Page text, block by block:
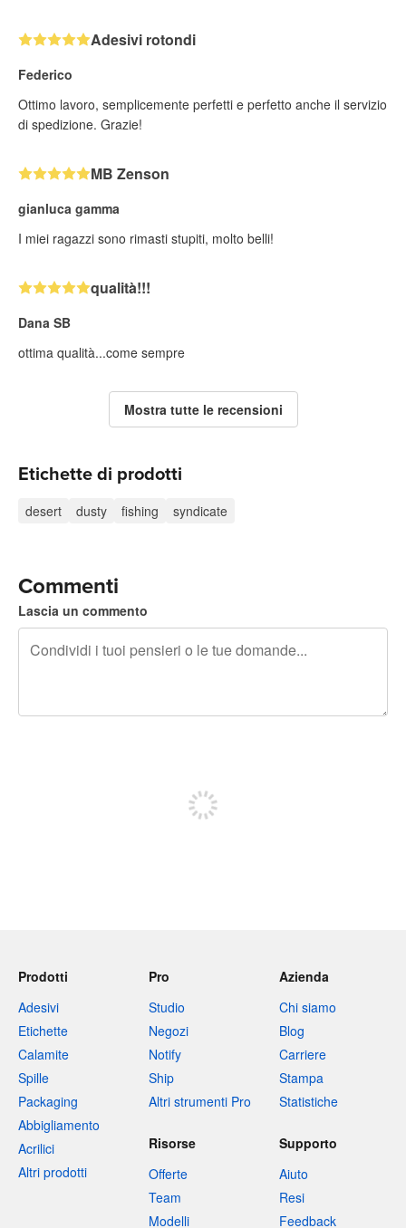
Adesivi rotondi
Federico
Ottimo lavoro, semplicemente perfetti e perfetto anche il servizio
di spedizione. Grazie!
MB Zenson
gianluca gamma
I miei ragazzi sono rimasti stupiti, molto belli!
qualità!!!
Dana SB
ottima qualità...come sempre
Mostra tutte le recensioni
Etichette di prodotti
desert dusty fishing syndicate
Commenti
Lascia un commento
Prodotti
Adesivi
Etichette
Calamite
Spille
Packaging
Abbigliamento
Acrilici
Altri prodotti
Pro
Studio
Negozi
Notify
Ship
Altri strumenti Pro
Azienda
Chi siamo
Blog
Carriere
Stampa
Statistiche
Risorse
Offerte
Team
Modelli
Supporto
Aiuto
Resi
Feedback